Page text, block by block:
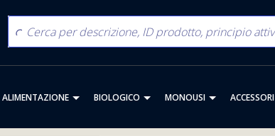
ALIMENTAZIONE BIOLOGICO MONOUSI ACCESSORI